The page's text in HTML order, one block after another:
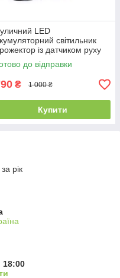
LED
світильник
із датчиком руху
сонячній батареї GL-12
2400mA
до відправки
₴ 1 000 ₴
Купити
рік
18:00